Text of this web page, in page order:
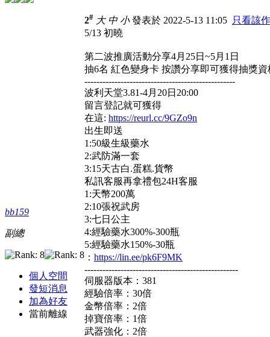
bb159
副總
個人空間
發短消息
加為好友
當前離線
2# 大 中 小發表於 2022-5-13 11:05 只看該
5/13 初曉
第二波推廣活動分享4月25日~5月1日
抽6名 紅色變身卡 按讚分享即可獲得抽獎資
--------------------------------------------------
波利天堂3.81-4月20日20:00
留言登記就可獲得
在這: https://reurl.cc/9GZo9n
出生即送
1:50級生級藥水
2:武防滿一套
3:15天古白.蛋糕.貨幣
私訊客服再拿禮包24H客服
1:天幣200萬
2:10張祝武房
3:七日公主
4:經驗藥水300%-300瓶
5:經驗藥水150%-30瓶
： https://lin.ee/pk6F9MK
---------------------------------------------------
伺服器版本：381
經驗倍率：30倍
金幣倍率：2倍
掉寶倍率：1倍
武器強化：2倍